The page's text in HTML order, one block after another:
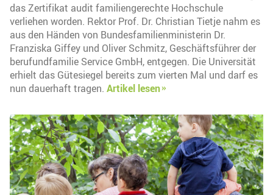
das Zertifikat audit familiengerechte Hochschule
verliehen worden. Rektor Prof. Dr. Christian Tietje nahm es
aus den Händen von Bundesfamilienministerin Dr.
Franziska Giffey und Oliver Schmitz, Geschäftsführer der
berufundfamilie Service GmbH, entgegen. Die Universität
erhielt das Gütesiegel bereits zum vierten Mal und darf es
nun dauerhaft tragen. Artikel lesen